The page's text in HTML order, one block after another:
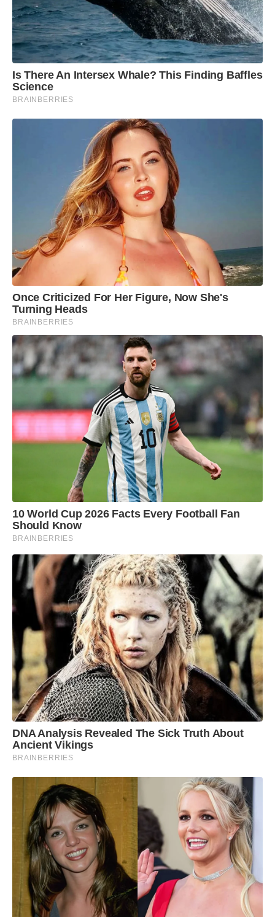
Is There An Intersex Whale? This Finding Baffles
Science
BRAINBERRIES
Once Criticized For Her Figure, Now She's
Turning Heads
BRAINBERRIES
10 World Cup 2026 Facts Every Football Fan
Should Know
BRAINBERRIES
DNA Analysis Revealed The Sick Truth About
Ancient Vikings
BRAINBERRIES